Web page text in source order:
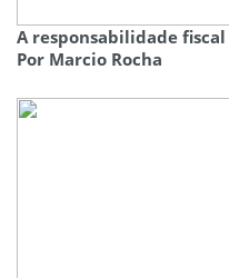
A responsabilidade
Por Marcio Rocha